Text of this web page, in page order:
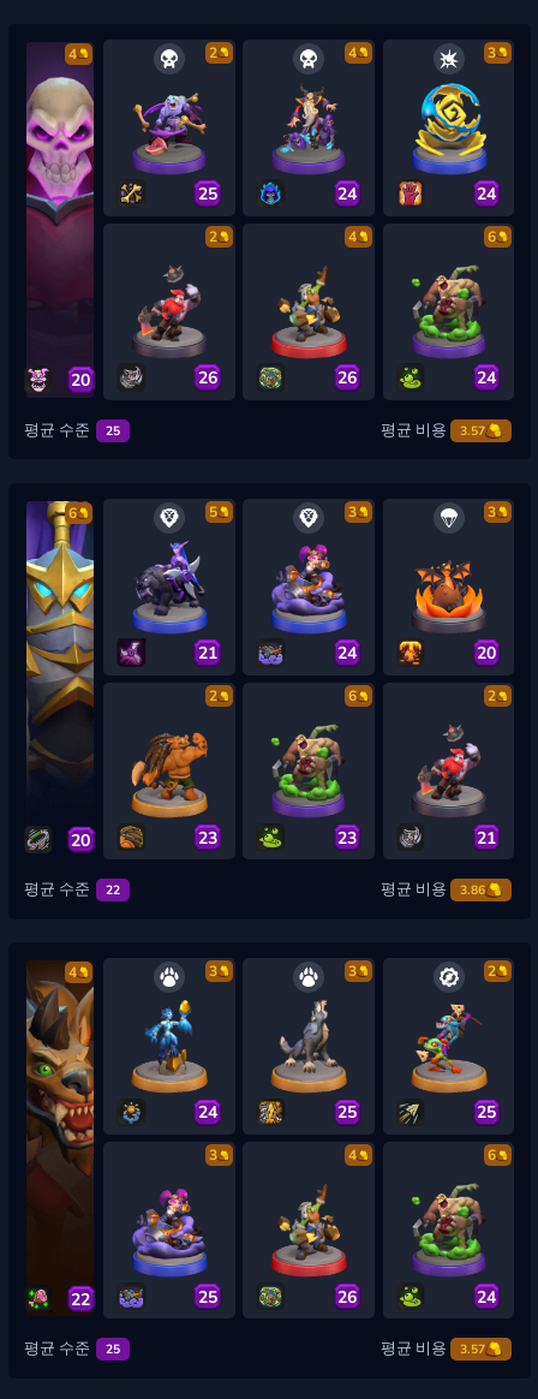
4
20
2
25
4
24
3
24
2
26
4
26
6
24
평균 수준 25 평균 비용 3.57
6
20
5
21
3
24
3
20
2
23
6
23
2
21
평균 수준 22 평균 비용 3.86
4
22
3
24
3
25
2
25
3
25
4
26
6
24
평균 수준 25 평균 비용 3.57